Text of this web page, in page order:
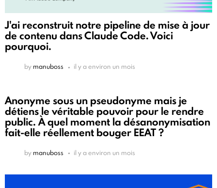
J'ai reconstruit notre pipeline de mise à jour
de contenu dans Claude Code. Voici
pourquoi.
by manuboss il y a environ un mois
Anonyme sous un pseudonyme mais je
détiens le véritable pouvoir pour le rendre
public. À quel moment la désanonymisation
fait-elle réellement bouger EEAT ?
by manuboss il y a environ un mois